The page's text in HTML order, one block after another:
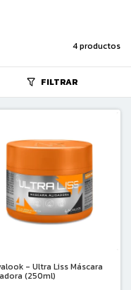
4 productos
FILTRAR
- Ultra Liss Máscara
(250ml)